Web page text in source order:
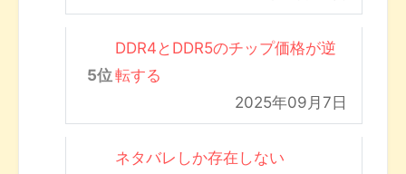
DDR4とDDR5のチップ価格が逆
転する
2025年09月7日
ネタバレしか存在しない